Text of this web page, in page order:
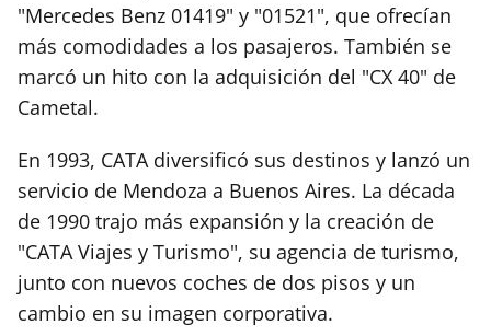
"Mercedes Benz 01419" y "01521", que ofrecían
más comodidades a los pasajeros. También se
marcó un hito con la adquisición del "CX 40" de
Cametal.
En 1993, CATA diversificó sus destinos y lanzó un
servicio de Mendoza a Buenos Aires. La década
de 1990 trajo más expansión y la creación de
"CATA Viajes y Turismo", su agencia de turismo,
junto con nuevos coches de dos pisos y un
cambio en su imagen corporativa.